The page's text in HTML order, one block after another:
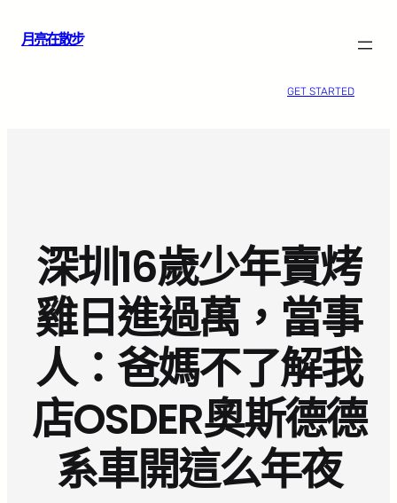
月亮在散步
GET STARTED
深圳16歲少年賣烤
雞日進過萬，當事
人：爸媽不了解我
店OSDER奧斯德德
系車開這么年夜